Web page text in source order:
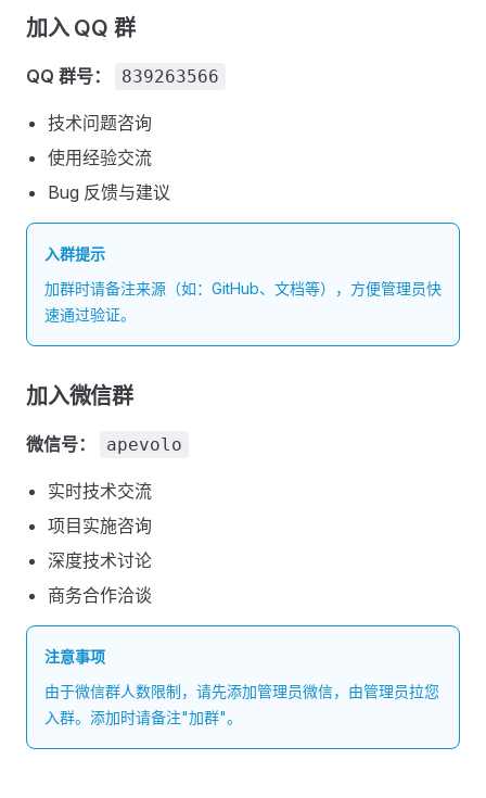
加入 QQ 群
QQ 群号： 839263566
技术问题咨询
使用经验交流
Bug 反馈与建议
入群提示
加群时请备注来源（如：GitHub、文档等），方便管理员快
速通过验证。
加入微信群
微信号： apevolo
实时技术交流
项目实施咨询
深度技术讨论
商务合作洽谈
注意事项
由于微信群人数限制，请先添加管理员微信，由管理员拉您
入群。添加时请备注"加群"。